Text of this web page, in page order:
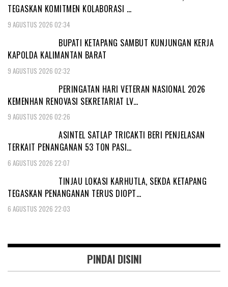
TEGASKAN KOMITMEN KOLABORASI …
9 AGUSTUS 2026 02:34
BUPATI KETAPANG SAMBUT KUNJUNGAN KERJA
KAPOLDA KALIMANTAN BARAT
9 AGUSTUS 2026 02:32
PERINGATAN HARI VETERAN NASIONAL 2026
KEMENHAN RENOVASI SEKRETARIAT LV…
9 AGUSTUS 2026 02:26
ASINTEL SATLAP TRICAKTI BERI PENJELASAN
TERKAIT PENANGANAN 53 TON PASI…
6 AGUSTUS 2026 22:07
TINJAU LOKASI KARHUTLA, SEKDA KETAPANG
TEGASKAN PENANGANAN TERUS DIOPT…
6 AGUSTUS 2026 22:03
PINDAI DISINI